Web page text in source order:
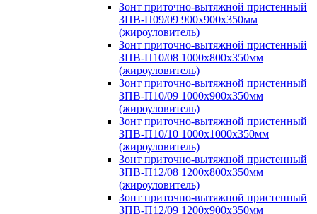
Зонт приточно-вытяжной пристенный
ЗПВ-П09/09 900х900х350мм
(жироуловитель)
Зонт приточно-вытяжной пристенный
ЗПВ-П10/08 1000х800х350мм
(жироуловитель)
Зонт приточно-вытяжной пристенный
ЗПВ-П10/09 1000х900х350мм
(жироуловитель)
Зонт приточно-вытяжной пристенный
ЗПВ-П10/10 1000х1000х350мм
(жироуловитель)
Зонт приточно-вытяжной пристенный
ЗПВ-П12/08 1200х800х350мм
(жироуловитель)
Зонт приточно-вытяжной пристенный
ЗПВ-П12/09 1200х900х350мм